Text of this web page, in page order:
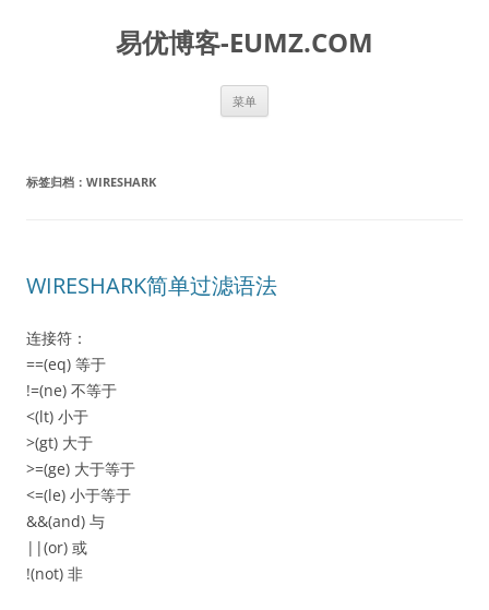
易优博客-EUMZ.COM
菜单
标签归档： WIRESHARK
WIRESHARK简单过滤语法
连接符：
==(eq) 等于
!=(ne) 不等于
<(lt) 小于
>(gt) 大于
>=(ge) 大于等于
<=(le) 小于等于
&&(and) 与
||(or) 或
!(not) 非